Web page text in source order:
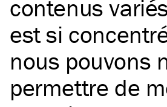
contenus
est si
nous pouvons
permettre de